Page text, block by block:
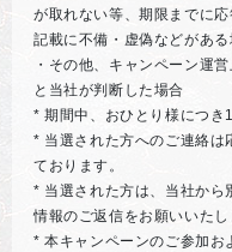
が取れない等、期限までに
記載に不備・虚偽などがある
・その他、キャンペーン運
と当社が判断した場合
* 期間中、おひとり様につき
* 当選された方へのご連絡は
ております。
* 当選された方は、当社から
情報のご返信をお願いいたし
* 本キャンペーンのご参加お